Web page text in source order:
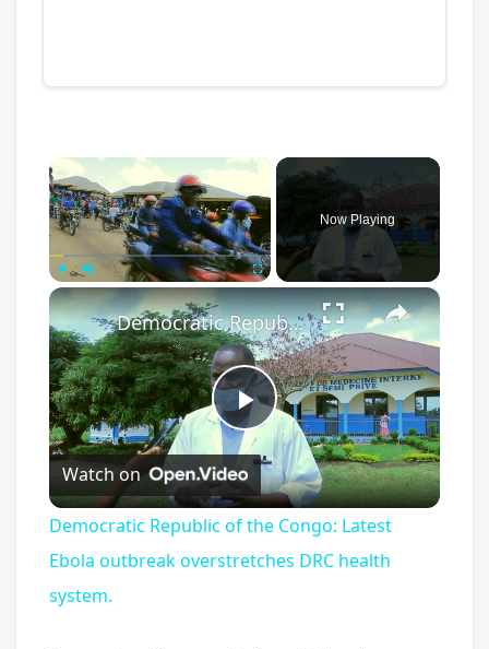
×
Play Unmute
Now Playing
×
Play
Video
Democratic Republic of the Congo: Latest Ebola outbreak overstretches DRC health system.
Watch on
Democratic Republic of the Congo: Latest
Ebola outbreak overstretches DRC health
system.